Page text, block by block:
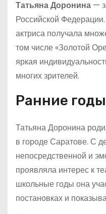
Татьяна Доронина —
Российской
актриса получала
том числе «Золотой
яркая
многих зрителей.
Ранние
Татьяна Доронина
в городе Саратове. С
непосредственной и
проявляла интерес к
школьные годы она
постановках и